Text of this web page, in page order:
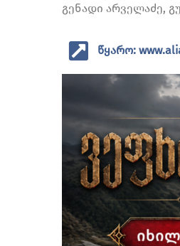
გენადი არველაძე,
წყარო: